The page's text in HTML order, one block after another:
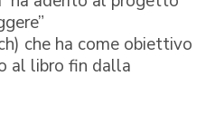
che ha come obiettivo
al libro fin dalla